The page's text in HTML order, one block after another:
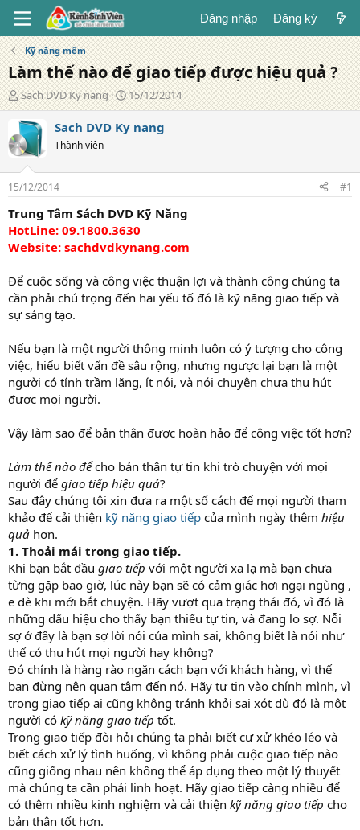
Đăng nhập Đăng ký
Kỹ năng mềm
Làm thế nào để giao tiếp được hiệu quả ?
T
á
c
g
i
ả
Sach DVD Ky nang
N
g
à
g
15/12/2014
Sach DVD Ky nang
Thành viên
15/12/2014 #1
Trung Tâm Sách DVD Kỹ Năng
HotLine: 09.1800.3630
Website: sachdvdkynang.com
Để cuộc sống và công việc thuận lợi và thành công chúng ta
cần phải chú trọng đến hai yếu tố đó là kỹ năng giao tiếp và
sự sáng tạo.
Nếu bạn là một người thông minh luôn có ý tượng cho công
việc, hiểu biết vấn đề sâu rộng, nhưng ngược lại bạn là một
người có tính trầm lặng, ít nói, và nói chuyện chưa thu hút
được mọi người.
Vậy làm sao để bản thân được hoàn hảo để công việc tốt hơn?
Làm thế nào đểcho bản thân tự tin khi trò chuyện với mọi
người để giao tiếp hiệu quả?
Sau đây chúng tôi xin đưa ra một số cách để mọi người tham
khảo để cải thiện kỹ năng giao tiếp của mình ngày thêm hiệu
quả hơn.
1. Thoải mái trong giao tiếp.
Khi bạn bắt đầu giao tiếp với một người xa lạ mà bạn chưa
từng gặp bao giờ, lúc này bạn sẽ có cảm giác hơi ngại ngùng ,
e dè khi mới bắt chuyện. Hãy vượt qua trạng thái đó, vì đó là
những dấu hiệu cho thấy bạn thiếu tự tin, và đang lo sợ. Nỗi
sợ ở đây là bạn sợ lời nói của mình sai, không biết là nói như
thế có thu hút mọi người hay không?
Đó chính là hàng rào ngăn cách bạn với khách hàng, vì thế
bạn đừng nên quan tâm đến nó. Hãy tự tin vào chính mình, vì
trong giao tiếp ai cũng không tránh khỏi sai xót dù đó là một
người có kỹ năng giao tiếp tốt.
Trong giao tiếp đòi hỏi chúng ta phải biết cư xử khéo léo và
biết cách xử lý tình huống, vì không phải cuộc giao tiếp nào
cũng giống nhau nên không thể áp dụng theo một lý thuyết
mà chúng ta cần phải linh hoạt. Hãy giao tiếp càng nhiều để
có thêm nhiều kinh nghiệm và cải thiện kỹ năng giao tiếp cho
bản thân tốt hơn.